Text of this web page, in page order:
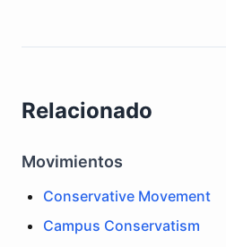
Relacionado
Movimientos
Conservative Movement
Campus Conservatism